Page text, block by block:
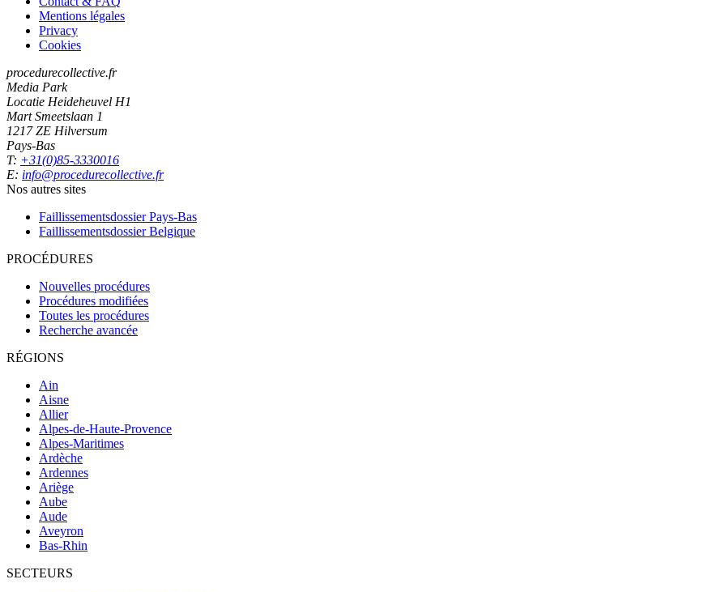
Mentions légales
Privacy
Cookies
procedurecollective.fr
Media Park
Locatie Heideheuvel H1
Mart Smeetslaan 1
1217 ZE Hilversum
Pays-Bas
T: +31(0)85-3330016
E: info@procedurecollective.fr
Nos autres sites
Faillissementsdossier Pays-Bas
Faillissementsdossier Belgique
PROCÉDURES
Nouvelles procédures
Procédures modifiées
Toutes les procédures
Recherche avancée
RÉGIONS
Ain
Aisne
Allier
Alpes-de-Haute-Provence
Alpes-Maritimes
Ardèche
Ardennes
Ariège
Aube
Aude
Aveyron
Bas-Rhin
SECTEURS